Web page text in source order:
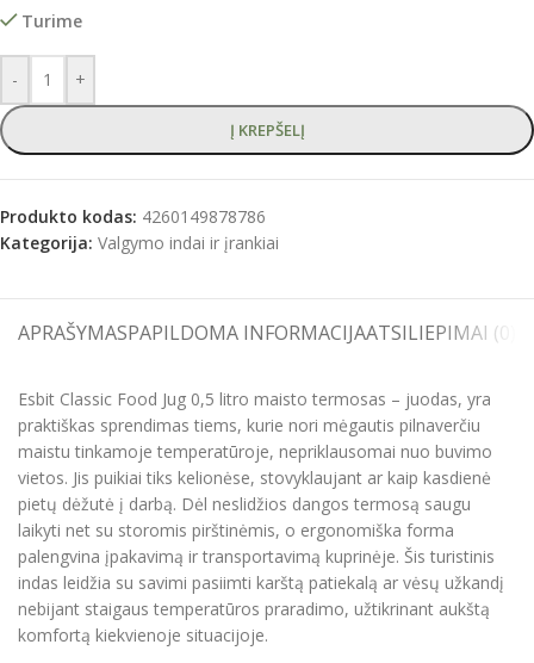
Turime
- +
Į KREPŠELĮ
Produkto kodas: 4260149878786
Kategorija: Valgymo indai ir įrankiai
APRAŠYMASPAPILDOMA INFORMACIJAATSILIEPIMAI (0)
Esbit Classic Food Jug 0,5 litro maisto termosas – juodas, yra
praktiškas sprendimas tiems, kurie nori mėgautis pilnaverčiu
maistu tinkamoje temperatūroje, nepriklausomai nuo buvimo
vietos. Jis puikiai tiks kelionėse, stovyklaujant ar kaip kasdienė
pietų dėžutė į darbą. Dėl neslidžios dangos termosą saugu
laikyti net su storomis pirštinėmis, o ergonomiška forma
palengvina įpakavimą ir transportavimą kuprinėje. Šis turistinis
indas leidžia su savimi pasiimti karštą patiekalą ar vėsų užkandį
nebijant staigaus temperatūros praradimo, užtikrinant aukštą
komfortą kiekvienoje situacijoje.